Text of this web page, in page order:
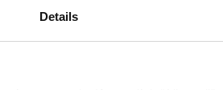
Details